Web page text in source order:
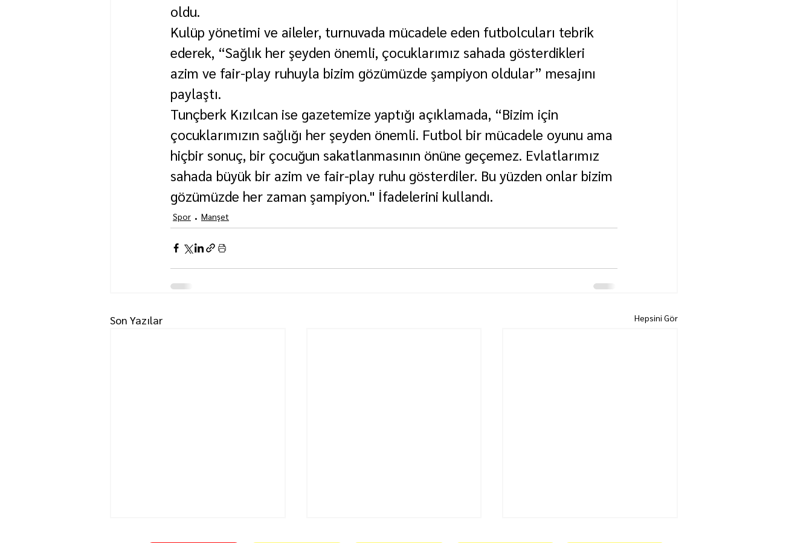
oldu.
Kulüp yönetimi ve aileler, turnuvada mücadele eden futbolcuları tebrik
ederek, “Sağlık her şeyden önemli, çocuklarımız sahada gösterdikleri
azim ve fair-play ruhuyla bizim gözümüzde şampiyon oldular” mesajını
paylaştı.
Tunçberk Kızılcan ise gazetemize yaptığı açıklamada, “Bizim için
çocuklarımızın sağlığı her şeyden önemli. Futbol bir mücadele oyunu ama
hiçbir sonuç, bir çocuğun sakatlanmasının önüne geçemez. Evlatlarımız
sahada büyük bir azim ve fair-play ruhu gösterdiler. Bu yüzden onlar bizim
gözümüzde her zaman şampiyon." İfadelerini kullandı.
Spor Manşet
Son Yazılar Hepsini Gör